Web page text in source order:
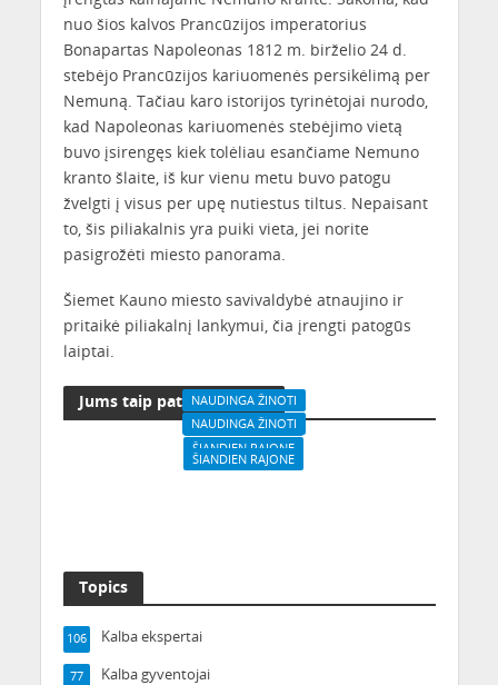
nuo šios kalvos Prancūzijos imperatorius
Bonapartas Napoleonas 1812 m. birželio 24 d.
stebėjo Prancūzijos kariuomenės persikėlimą per
Nemuną. Tačiau karo istorijos tyrinėtojai nurodo,
kad Napoleonas kariuomenės stebėjimo vietą
buvo įsirengęs kiek tolėliau esančiame Nemuno
kranto šlaite, iš kur vienu metu buvo patogu
žvelgti į visus per upę nutiestus tiltus. Nepaisant
to, šis piliakalnis yra puiki vieta, jei norite
pasigrožėti miesto panorama.
Šiemet Kauno miesto savivaldybė atnaujino ir
pritaikė piliakalnį lankymui, čia įrengti patogūs
laiptai.
Jums taip pat gali patikti
NAUDINGA ŽINOTI
ŠIANDIEN RAJONE
Į kavinę su šunimis: kur
galima, o kur ne?
NAUDINGA ŽINOTI
ŠIANDIEN RAJONE
Kauno muziejų gidas:
ŠIANDIEN RAJONE
Topics
Kalba ekspertai
106
Kalba gyventojai
77